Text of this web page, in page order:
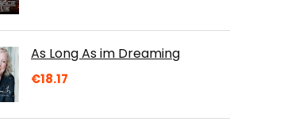
As Long As im Dreaming
€18.17